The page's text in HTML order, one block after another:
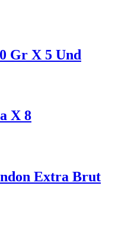
Gr X 5 Und
X 8
Extra Brut